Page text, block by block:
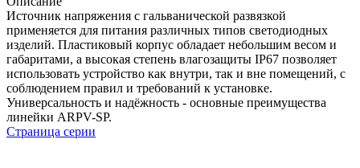
Источник напряжения с гальванической развязкой
применяется для питания различных типов светодиодных
изделий. Пластиковый корпус обладает небольшим весом и
габаритами, а высокая степень влагозащиты IP67 позволяет
использовать устройство как внутри, так и вне помещений, с
соблюдением правил и требований к установке.
Универсальность и надёжность - основные преимущества
линейки ARPV-SP.
Страница серии